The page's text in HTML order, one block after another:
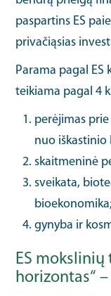
paspartins ES
privačiąsias
Parama pagal
teikiama pagal 4
perėjimas
nuo iškastinio
skaitmeninė
sveikata,
bioekonomika;
gynyba ir
ES
horizontas“